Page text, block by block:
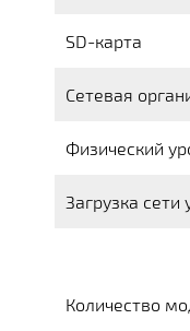
SD-карта
Сетевая
Физический
Загрузка сети
Количество